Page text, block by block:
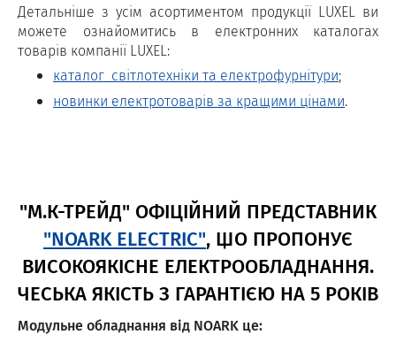
Детальніше з усім асортиментом продукції LUXEL ви
можете ознайомитись в електронних каталогах
товарів компанії LUXEL:
каталог світлотехніки та електрофурнітури;
новинки електротоварів за кращими цінами.
"М.К-ТРЕЙД" ОФІЦІЙНИЙ ПРЕДСТАВНИК
"NOARK ELECTRIC", ЩО ПРОПОНУЄ
ВИСОКОЯКІСНЕ ЕЛЕКТРООБЛАДНАННЯ.
ЧЕСЬКА ЯКІСТЬ З ГАРАНТІЄЮ НА 5 РОКІВ
Модульне обладнання від NOARK це: